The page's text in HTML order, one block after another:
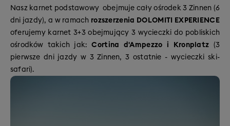
Nasz karnet podstawowy obejmuje cały ośrodek 3 Zinnen (6
dni jazdy), a w ramach rozszerzenia DOLOMITI EXPERIENCE
oferujemy karnet 3+3 obejmujący 3 wycieczki do pobliskich
ośrodków takich jak:Cortina d'Ampezzo i Kronplatz (3
pierwsze dni jazdy w 3 Zinnen, 3 ostatnie - wycieczki ski-
safari).